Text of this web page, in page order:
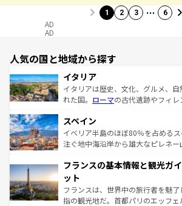
1 2 3 … 6
AD
AD
人気の国と地域から探す
イタリア
イタリアは歴史、文化、グルメ、
れた国。 ローマの古代遺跡やフィ
ろん、トスカーナの美しい田園風景
景など、自然景観も見逃せない。
ピザやパスタなど、絶品のイタリ
ませてくれるイタリアで、忘れられ
なお、新着のイタリア情報は
しい。
スペイン
イベリア半島のほぼ80％を占める
注ぐ地中海沿岸から雄大なピレネ
文化が根付くこの国では、情熱的な
れる闘牛、そして美味しいタパスが
る。首都マドリードの洗練された
アートに溢れた街角から、地方で
フランスの基本情報と観光ガ
ット
フランスは、世界中の旅行者を魅
指の観光地だ。首都パリのエッフ